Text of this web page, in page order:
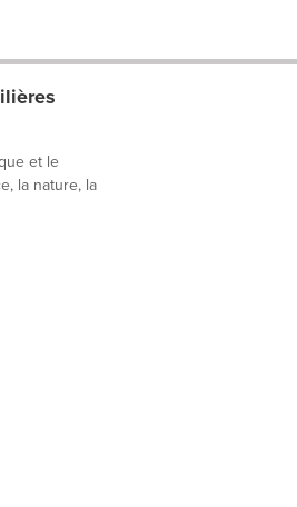
et le
la nature, la